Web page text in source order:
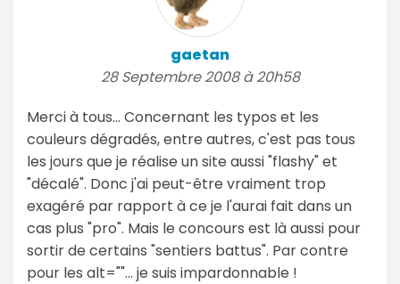
gaetan
28 Septembre 2008 à 20h58
Merci à tous... Concernant les typos et les
couleurs dégradés, entre autres, c'est pas tous
les jours que je réalise un site aussi "flashy" et
"décalé". Donc j'ai peut-être vraiment trop
exagéré par rapport à ce je l'aurai fait dans un
cas plus "pro". Mais le concours est là aussi pour
sortir de certains "sentiers battus". Par contre
pour les alt=""... je suis impardonnable !